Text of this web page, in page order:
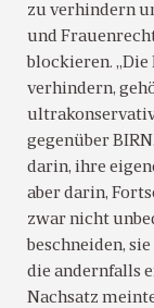
zu verhindern
und
blockieren.
verhindern,
gegenüber
darin, ihre
aber darin,
zwar nicht
beschneiden,
die andernfalls
Nachsatz